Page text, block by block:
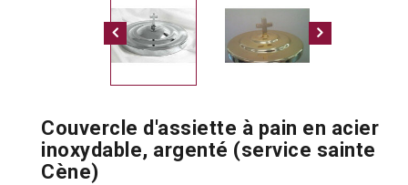
Couvercle d'assiette à pain en acier
inoxydable, argenté (service sainte
Cène)